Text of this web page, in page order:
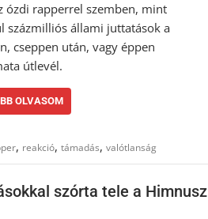
ózdi rapperrel szemben, mint
százmilliós állami juttatások a
cseppen után, vagy éppen
útlevél.
OLVASOM
, reakció, támadás, valótlanság
szórta tele a Himnusz